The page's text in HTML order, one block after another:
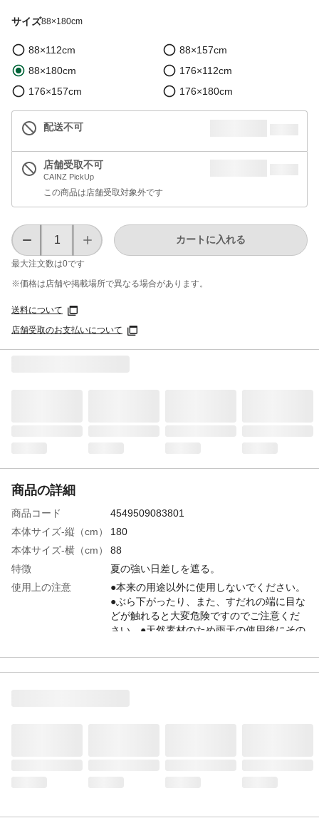
サイズ88×180cm
88×112cm
88×157cm
88×180cm
176×112cm
176×157cm
176×180cm
配送不可
店舗受取不可
CAINZ PickUp
この商品は店舗受取対象外です
最大注文数は0です
カートに入れる
※価格は​店舗や​掲載場所で​異なる​場合が​あります。
送料について
店舗受取のお支払いについて
商品の詳細
商品コード
4549509083801
本体サイズ-縦（cm）
180
本体サイズ-横（cm）
88
特徴
夏の強い日差しを遮る。
使用上の注意
●本来の用途以外に使用しないでください。
●ぶら下がったり、また、すだれの端に目な
どが触れると大変危険ですのでご注意くだ
さい。●天然素材のため雨天の使用後にその
ど極端な多湿状態ではカビの原因になりま
すのでご注意ください。